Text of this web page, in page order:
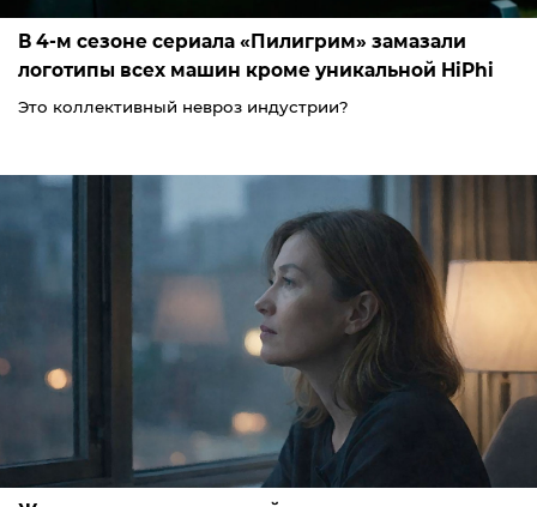
В 4-м сезоне сериала «Пилигрим» замазали
логотипы всех машин кроме уникальной HiPhi
Это коллективный невроз индустрии?